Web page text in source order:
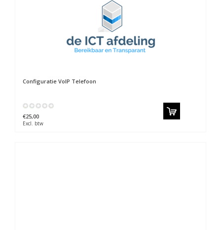
Configuratie VoIP Telefoon
€25,00
Excl. btw